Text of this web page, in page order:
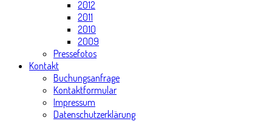
2012
2011
2010
2009
Pressefotos
Kontakt
Buchungsanfrage
Kontaktformular
Impressum
Datenschutzerklärung